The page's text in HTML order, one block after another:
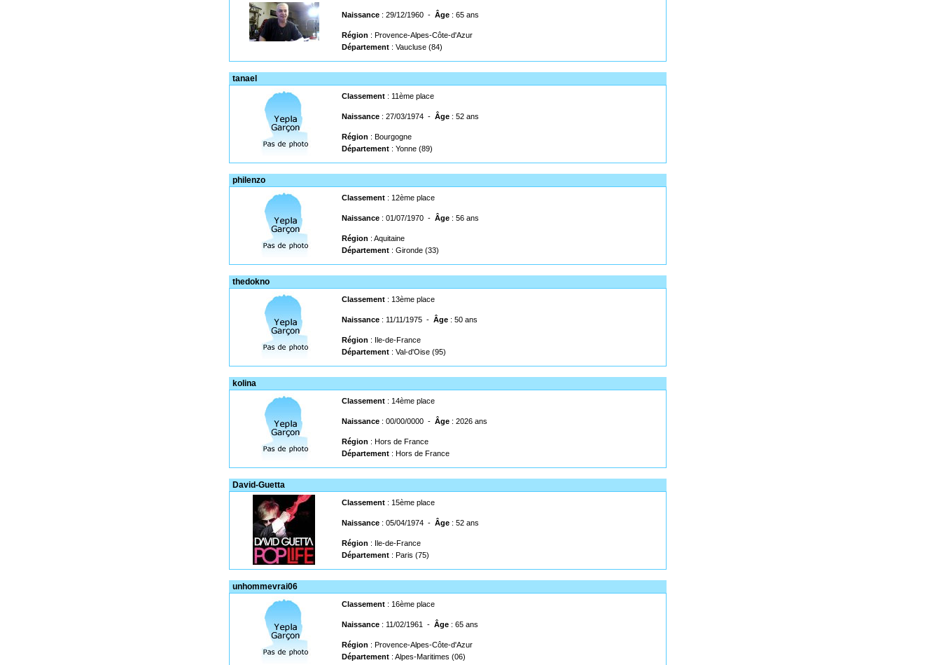
Naissance : 29/12/1960 - Âge : 65 ans
Région : Provence-Alpes-Côte-d'Azur
Département : Vaucluse (84)
tanael
Classement : 11ème place
Naissance : 27/03/1974 - Âge : 52 ans
Région : Bourgogne
Département : Yonne (89)
philenzo
Classement : 12ème place
Naissance : 01/07/1970 - Âge : 56 ans
Région : Aquitaine
Département : Gironde (33)
thedokno
Classement : 13ème place
Naissance : 11/11/1975 - Âge : 50 ans
Région : Ile-de-France
Département : Val-d'Oise (95)
kolina
Classement : 14ème place
Naissance : 00/00/0000 - Âge : 2026 ans
Région : Hors de France
Département : Hors de France
David-Guetta
Classement : 15ème place
Naissance : 05/04/1974 - Âge : 52 ans
Région : Ile-de-France
Département : Paris (75)
unhommevrai06
Classement : 16ème place
Naissance : 11/02/1961 - Âge : 65 ans
Région : Provence-Alpes-Côte-d'Azur
Département : Alpes-Maritimes (06)